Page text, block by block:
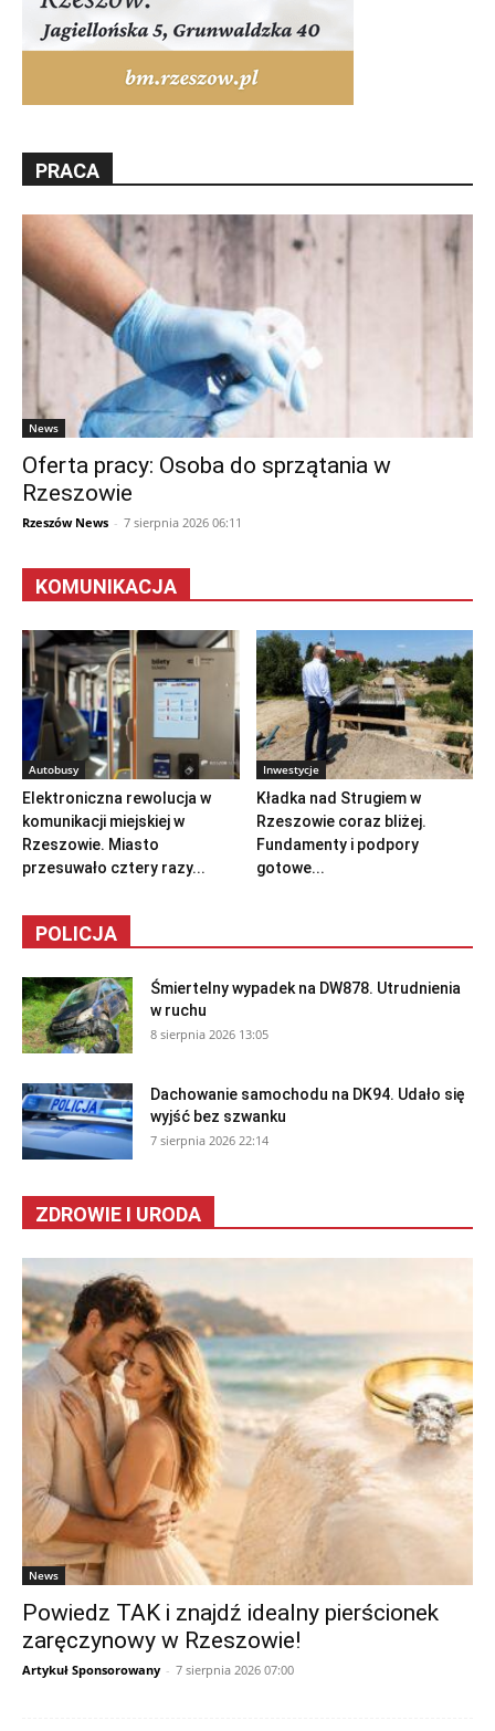
PRACA
News
Oferta pracy: Osoba do sprzątania w
Rzeszowie
Rzeszów News - 7 sierpnia 2026 06:11
KOMUNIKACJA
Autobusy
Elektroniczna rewolucja w
komunikacji miejskiej w
Rzeszowie. Miasto
przesuwało cztery razy...
Inwestycje
Kładka nad Strugiem w
Rzeszowie coraz bliżej.
Fundamenty i podpory
gotowe...
POLICJA
Śmiertelny wypadek na DW878. Utrudnienia
w ruchu
8 sierpnia 2026 13:05
Dachowanie samochodu na DK94. Udało się
wyjść bez szwanku
7 sierpnia 2026 22:14
ZDROWIE I URODA
News
Powiedz TAK i znajdź idealny pierścionek
zaręczynowy w Rzeszowie!
Artykuł Sponsorowany - 7 sierpnia 2026 07:00